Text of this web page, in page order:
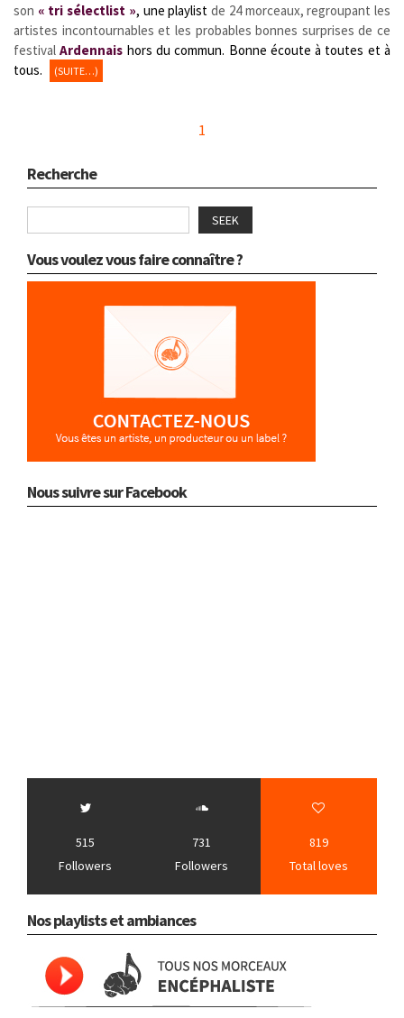
son « tri sélectlist », une playlist de 24 morceaux, regroupant les
artistes incontournables et les probables bonnes surprises de ce
festivalArdennais hors du commun. Bonne écoute à toutes et à
tous.
(SUITE…)
1
Recherche
SEEK
Vous voulez vous faire connaître ?
Nous suivre sur Facebook
515
Followers
731
Followers
819
Total loves
Nos playlists et ambiances